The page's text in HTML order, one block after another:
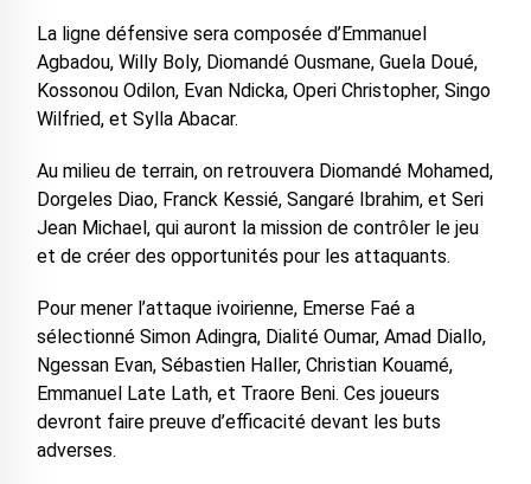
La ligne défensive sera composée d’Emmanuel
Agbadou, Willy Boly, Diomandé Ousmane, Guela Doué,
Kossonou Odilon, Evan Ndicka, Operi Christopher, Singo
Wilfried, et Sylla Abacar.
Au milieu de terrain, on retrouvera Diomandé Mohamed,
Dorgeles Diao, Franck Kessié, Sangaré Ibrahim, et Seri
Jean Michael, qui auront la mission de contrôler le jeu
et de créer des opportunités pour les attaquants.
Pour mener l’attaque ivoirienne, Emerse Faé a
sélectionné Simon Adingra, Dialité Oumar, Amad Diallo,
Ngessan Evan, Sébastien Haller, Christian Kouamé,
Emmanuel Late Lath, et Traore Beni. Ces joueurs
devront faire preuve d’efficacité devant les buts
adverses.